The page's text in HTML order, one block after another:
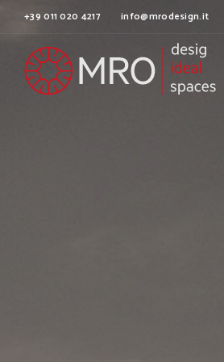
+39 011 020 4217 info@mrodesign.it